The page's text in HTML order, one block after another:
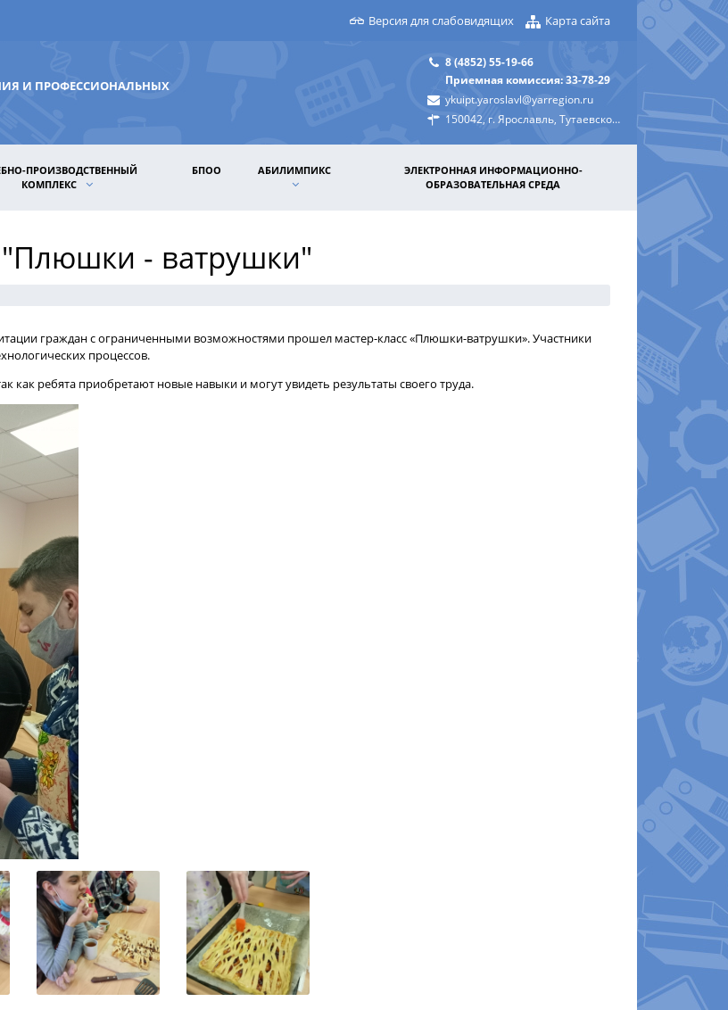
Версия для слабовидящих Карта сайта
И ПРОФЕССИОНАЛЬНЫХ
8 (4852) 55-19-66
Приемная комиссия: 33-78-29
ykuipt.yaroslavl@yarregion.ru
150042, г. Ярославль, Тутаевское шоссе, д. 31а
ПРОИЗВОДСТВЕННЫЙ
КОМПЛЕКС
БПОО АБИЛИМПИКС
ЭЛЕКТРОННАЯ ИНФОРМАЦИОННО-
ОБРАЗОВАТЕЛЬНАЯ СРЕДА
"Плюшки - ватрушки"
граждан с ограниченными возможностями прошел мастер-класс «Плюшки-ватрушки». Участники
процессов.
как ребята приобретают новые навыки и могут увидеть результаты своего труда.